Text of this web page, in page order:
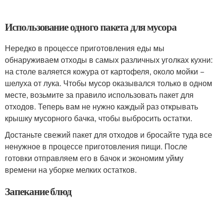
Использование одного пакета для мусора
Нередко в процессе приготовления еды мы
обнаруживаем отходы в самых различных уголках кухни:
на столе валяется кожура от картофеля, около мойки −
шелуха от лука. Чтобы мусор оказывался только в одном
месте, возьмите за правило использовать пакет для
отходов. Теперь вам не нужно каждый раз открывать
крышку мусорного бачка, чтобы выбросить остатки.
Достаньте свежий пакет для отходов и бросайте туда все
ненужное в процессе приготовления пищи. После
готовки отправляем его в бачок и экономим уйму
времени на уборке мелких остатков.
Запекание блюд